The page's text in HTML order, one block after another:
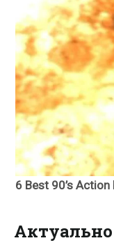
Актуально